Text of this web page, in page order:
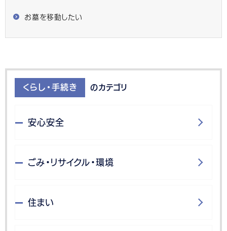
お墓を移動したい
くらし・手続き のカテゴリ
安心安全
ごみ・リサイクル・環境
住まい